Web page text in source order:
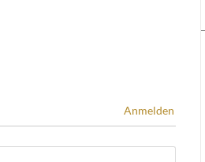
Anmelden